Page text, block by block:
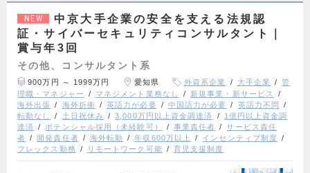
NEW
中京大手企業の安全を支える法規認
証・サイバーセキュリティコンサルタント｜
賞与年3回
その他、コンサルタント系
900万円 ～ 1999万円 愛知県 外資系企業 大手企業
管
理職・マネジャー
マネジメント業務なし
新規事業・新サービス
海外出張
海外折衝 英語力が必要 中国語力が必要
英語力不問
転勤なし
土日祝休み 3,000万円以上資金調達済
1億円以上資金調
達済
ポテンシャル採用（未経験可） 事業責任者
サービス責任
者
開発責任者 海外転勤 年収600万以上
インセンティブ制度
フレックス勤務
リモートワーク可能 育児支援制度